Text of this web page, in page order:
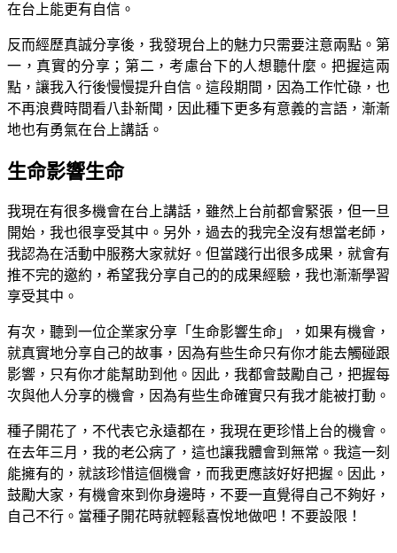
在台上能更有自信。
反而經歷真誠分享後，我發現台上的魅力只需要注意兩點。第
一，真實的分享；第二，考慮台下的人想聽什麼。把握這兩
點，讓我入行後慢慢提升自信。這段期間，因為工作忙碌，也
不再浪費時間看八卦新聞，因此種下更多有意義的言語，漸漸
地也有勇氣在台上講話。
生命影響生命
我現在有很多機會在台上講話，雖然上台前都會緊張，但一旦
開始，我也很享受其中。另外，過去的我完全沒有想當老師，
我認為在活動中服務大家就好。但當踐行出很多成果，就會有
推不完的邀約，希望我分享自己的的成果經驗，我也漸漸學習
享受其中。
有次，聽到一位企業家分享「生命影響生命」，如果有機會，
就真實地分享自己的故事，因為有些生命只有你才能去觸碰跟
影響，只有你才能幫助到他。因此，我都會鼓勵自己，把握每
次與他人分享的機會，因為有些生命確實只有我才能被打動。
種子開花了，不代表它永遠都在，我現在更珍惜上台的機會。
在去年三月，我的老公病了，這也讓我體會到無常。我這一刻
能擁有的，就該珍惜這個機會，而我更應該好好把握。因此，
鼓勵大家，有機會來到你身邊時，不要一直覺得自己不夠好，
自己不行。當種子開花時就輕鬆喜悅地做吧！不要設限！